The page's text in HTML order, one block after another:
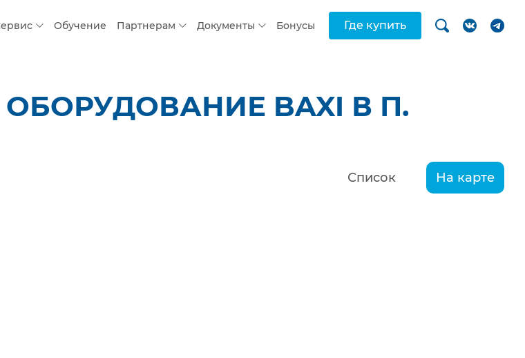
Обучение Партнерам Документы Бонусы Где купить
BAXI В П.
Список На карте